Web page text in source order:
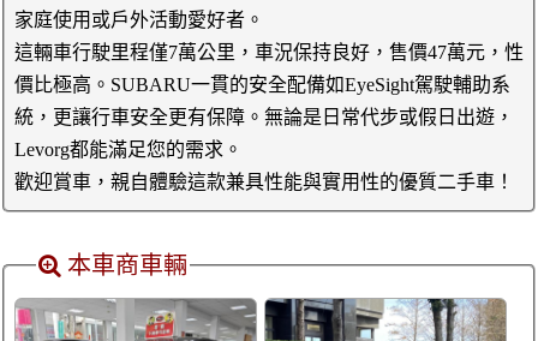
家庭使用或戶外活動愛好者。
這輛車行駛里程僅7萬公里，車況保持良好，售價47萬元，性
價比極高。SUBARU一貫的安全配備如EyeSight駕駛輔助系
統，更讓行車安全更有保障。無論是日常代步或假日出遊，
Levorg都能滿足您的需求。
歡迎賞車，親自體驗這款兼具性能與實用性的優質二手車！
本車商車輛